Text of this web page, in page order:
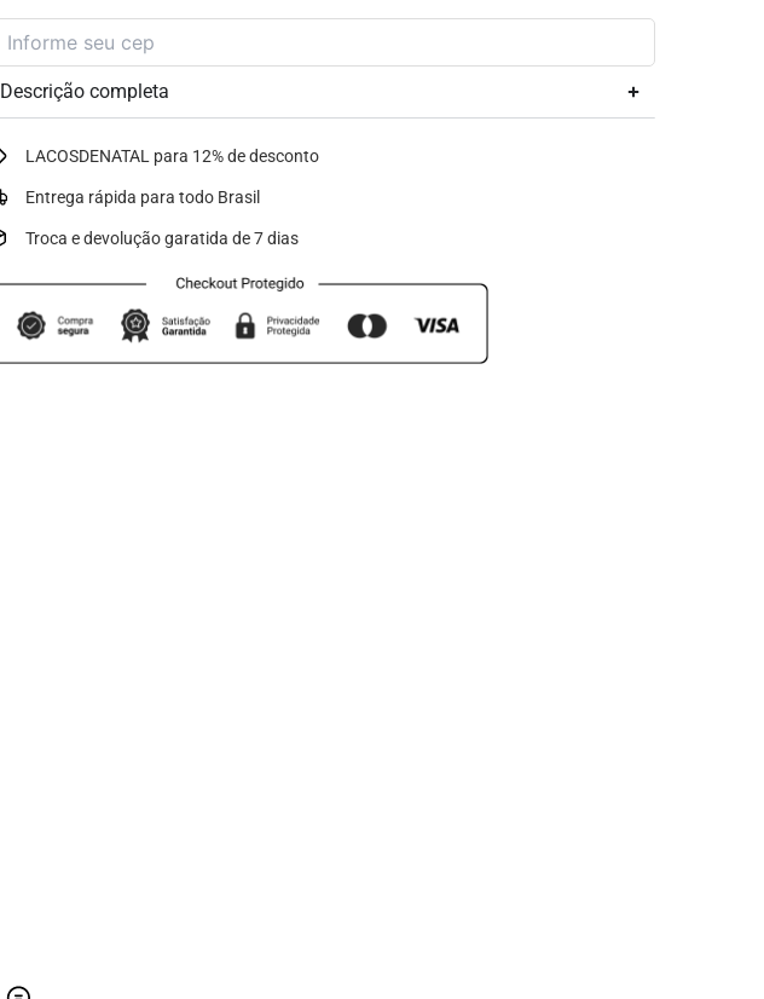
Descrição completa
LACOSDENATAL para 12% de desconto
Entrega rápida para todo Brasil
Troca e devolução garatida de 7 dias